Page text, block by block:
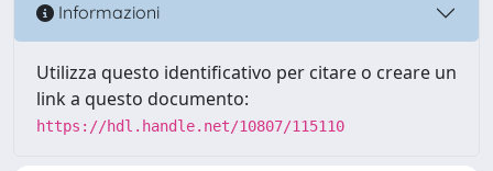
Informazioni
Utilizza questo identificativo per citare o creare un
link a questo documento:
https://hdl.handle.net/10807/115110